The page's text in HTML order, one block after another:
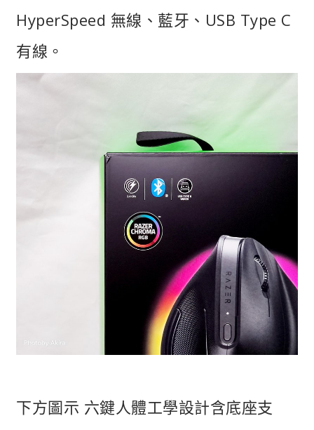
HyperSpeed 無線、藍牙、USB Type C
有線。
下方圖示 六鍵人體工學設計含底座支